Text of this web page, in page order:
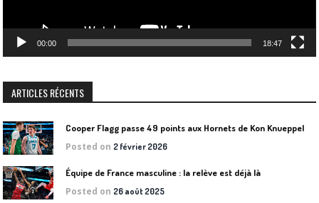
00:00 18:47
ARTICLES RÉCENTS
Cooper Flagg passe 49 points aux Hornets de Kon Knueppel
Posted on 2 février 2026
Équipe de France masculine : la relève est déjà là
Posted on 26 août 2025